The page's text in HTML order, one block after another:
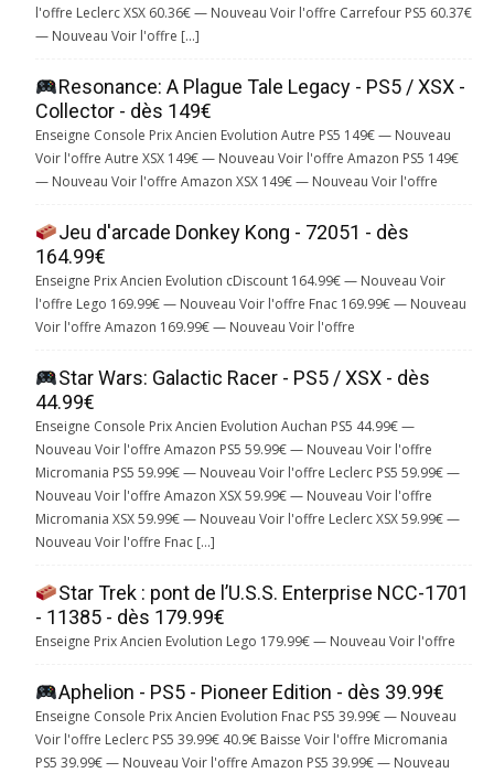
l'offre Leclerc XSX 60.36€ — Nouveau Voir l'offre Carrefour PS5 60.37€
— Nouveau Voir l'offre […]
Resonance: A Plague Tale Legacy - PS5 / XSX -
Collector - dès 149€
Enseigne Console Prix Ancien Evolution Autre PS5 149€ — Nouveau
Voir l'offre Autre XSX 149€ — Nouveau Voir l'offre Amazon PS5 149€
— Nouveau Voir l'offre Amazon XSX 149€ — Nouveau Voir l'offre
Jeu d'arcade Donkey Kong - 72051 - dès
164.99€
Enseigne Prix Ancien Evolution cDiscount 164.99€ — Nouveau Voir
l'offre Lego 169.99€ — Nouveau Voir l'offre Fnac 169.99€ — Nouveau
Voir l'offre Amazon 169.99€ — Nouveau Voir l'offre
Star Wars: Galactic Racer - PS5 / XSX - dès
44.99€
Enseigne Console Prix Ancien Evolution Auchan PS5 44.99€ —
Nouveau Voir l'offre Amazon PS5 59.99€ — Nouveau Voir l'offre
Micromania PS5 59.99€ — Nouveau Voir l'offre Leclerc PS5 59.99€ —
Nouveau Voir l'offre Amazon XSX 59.99€ — Nouveau Voir l'offre
Micromania XSX 59.99€ — Nouveau Voir l'offre Leclerc XSX 59.99€ —
Nouveau Voir l'offre Fnac […]
Star Trek : pont de l’U.S.S. Enterprise NCC-1701
- 11385 - dès 179.99€
Enseigne Prix Ancien Evolution Lego 179.99€ — Nouveau Voir l'offre
Aphelion - PS5 - Pioneer Edition - dès 39.99€
Enseigne Console Prix Ancien Evolution Fnac PS5 39.99€ — Nouveau
Voir l'offre Leclerc PS5 39.99€ 40.9€ Baisse Voir l'offre Micromania
PS5 39.99€ — Nouveau Voir l'offre Amazon PS5 39.99€ — Nouveau